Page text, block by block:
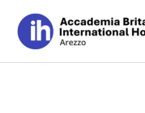
content